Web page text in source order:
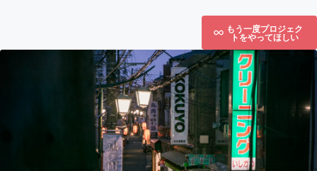
もう一度プロジェク
トをやってほしい